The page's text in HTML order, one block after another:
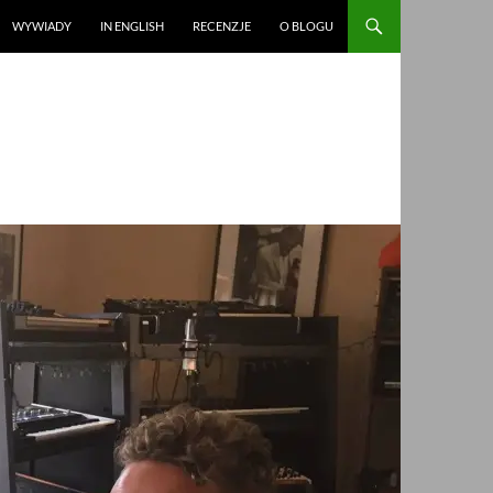
WYWIADY IN ENGLISH RECENZJE O BLOGU